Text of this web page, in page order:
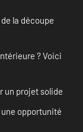
la découpe
? Voici
un projet solide
opportunité